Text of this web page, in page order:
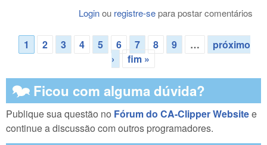
Loginou registre-separa postar comentários
Páginas
1 2 3 4 5 6 7 8 9 …
próximo
›
fim »
🗫 Ficou com alguma dúvida?
Publique sua questão no Fórum do CA-Clipper Websitee
continue a discussão com outros programadores.